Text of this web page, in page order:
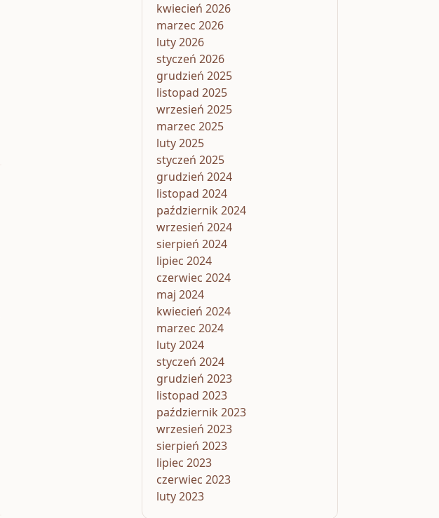
kwiecień 2026
marzec 2026
luty 2026
styczeń 2026
grudzień 2025
listopad 2025
wrzesień 2025
marzec 2025
luty 2025
styczeń 2025
grudzień 2024
listopad 2024
październik 2024
wrzesień 2024
sierpień 2024
lipiec 2024
czerwiec 2024
maj 2024
kwiecień 2024
marzec 2024
luty 2024
styczeń 2024
grudzień 2023
listopad 2023
październik 2023
wrzesień 2023
sierpień 2023
lipiec 2023
czerwiec 2023
luty 2023